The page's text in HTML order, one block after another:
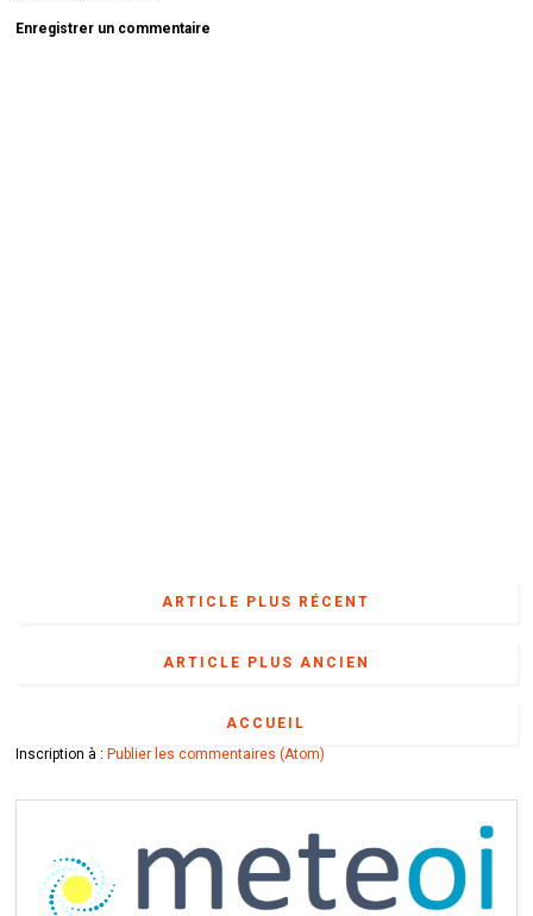
Enregistrer un commentaire
ARTICLE PLUS RÉCENT
ARTICLE PLUS ANCIEN
ACCUEIL
Inscription à : Publier les commentaires (Atom)